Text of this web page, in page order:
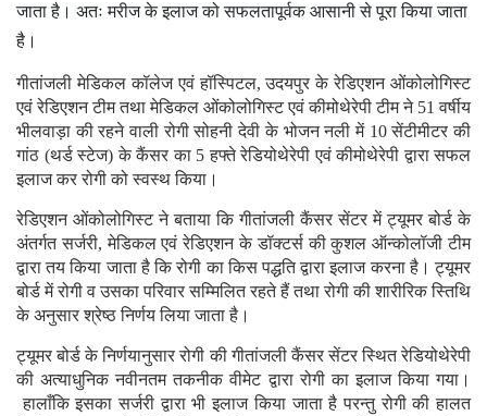
जाता है। अतः मरीज के इलाज को सफलतापूर्वक आसानी से पूरा किया जाता
है।
गीतांजली मेडिकल कॉलेज एवं हॉस्पिटल, उदयपुर के रेडिएशन ओंकोलोगिस्ट
एवं रेडिएशन टीम तथा मेडिकल ओंकोलोगिस्ट एवं कीमोथेरेपी टीम ने 51 वर्षीय
भीलवाड़ा की रहने वाली रोगी सोहनी देवी के भोजन नली में 10 सेंटीमीटर की
गांठ (थर्ड स्टेज) के कैंसर का 5 हफ्ते रेडियोथेरेपी एवं कीमोथेरेपी द्वारा सफल
इलाज कर रोगी को स्वस्थ किया।
रेडिएशन ओंकोलोगिस्ट ने बताया कि गीतांजली कैंसर सेंटर में ट्यूमर बोर्ड के
अंतर्गत सर्जरी, मेडिकल एवं रेडिएशन के डॉक्टर्स की कुशल ऑन्कोलॉजी टीम
द्वारा तय किया जाता है कि रोगी का किस पद्धति द्वारा इलाज करना है। ट्यूमर
बोर्ड में रोगी व उसका परिवार सम्मिलित रहते हैं तथा रोगी की शारीरिक स्तिथि
के अनुसार श्रेष्ठ निर्णय लिया जाता है।
ट्यूमर बोर्ड के निर्णयानुसार रोगी की गीतांजली कैंसर सेंटर स्थित रेडियोथेरेपी
की अत्याधुनिक नवीनतम तकनीक वीमेट द्वारा रोगी का इलाज किया गया।
हालाँकि इसका सर्जरी द्वारा भी इलाज किया जाता है परन्तु रोगी की हालत